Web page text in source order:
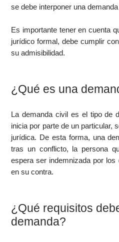
se debe interponer una
Es importante tener en cuenta
jurídico formal, debe cumplir
su admisibilidad.
¿Qué es una
La demanda civil es el tipo de
inicia por parte de un particular,
jurídica. De esta forma, una
tras un conflicto, la persona
espera ser indemnizada por
en su contra.
¿Qué requisitos
demanda?